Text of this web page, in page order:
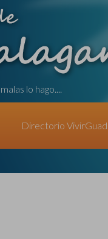
lo hago....
Directorio